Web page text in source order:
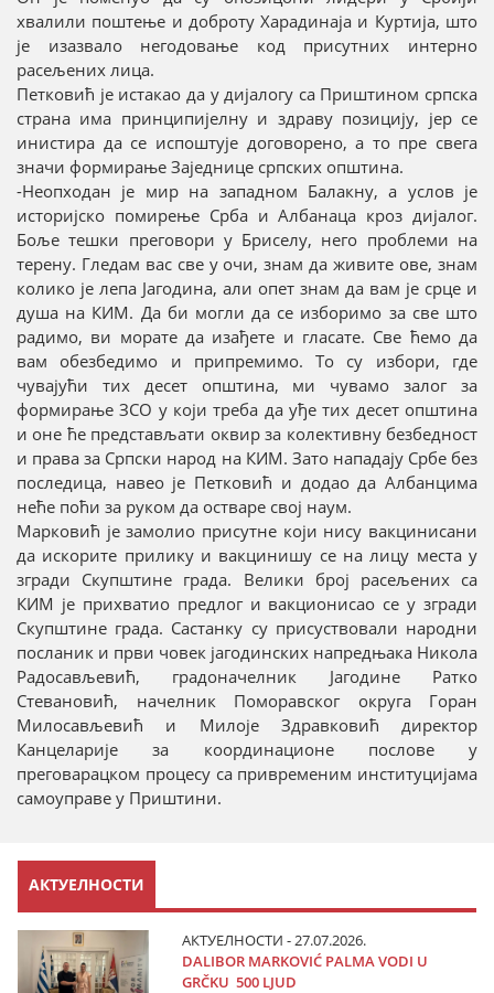
хвалили поштење и доброту Харадинаја и Куртија, што
је изазвало негодовање код присутних интерно
расељених лица.
Петковић је истакао да у дијалогу са Приштином српска
страна има принципијелну и здраву позицију, јер се
инистира да се испоштује договорено, а то пре свега
значи формирање Заједнице српских општина.
-Неопходан је мир на западном Балакну, а услов је
историјско помирење Срба и Албанаца кроз дијалог.
Боље тешки преговори у Бриселу, него проблеми на
терену. Гледам вас све у очи, знам да живите ове, знам
колико је лепа Јагодина, али опет знам да вам је срце и
душа на КИМ. Да би могли да се изборимо за све што
радимо, ви морате да изађете и гласате. Све ћемо да
вам обезбедимо и припремимо. То су избори, где
чувајући тих десет општина, ми чувамо залог за
формирање ЗСО у који треба да уђе тих десет општина
и оне ће представљати оквир за колективну безбедност
и права за Српски народ на КИМ. Зато нападају Србе без
последица, навео је Петковић и додао да Албанцима
неће поћи за руком да остваре свој наум.
Марковић је замолио присутне који нису вакцинисани
да искорите прилику и вакцинишу се на лицу места у
згради Скупштине града. Велики број расељених са
КИМ је прихватио предлог и вакционисао се у згради
Скупштине града. Састанку су присуствовали народни
посланик и први човек јагодинских напредњака Никола
Радосављевић, градоначелник Јагодине Ратко
Стевановић, начелник Поморавског округа Горан
Милосављевић и Милоје Здравковић директор
Канцеларије за координационе послове у
преговарацком процесу са привременим институцијама
самоуправе у Приштини.
АКТУЕЛНОСТИ
АКТУЕЛНОСТИ - 27.07.2026.
DALIBOR MARKOVIĆ PALMA VODI U
GRČKU 500 LJUD